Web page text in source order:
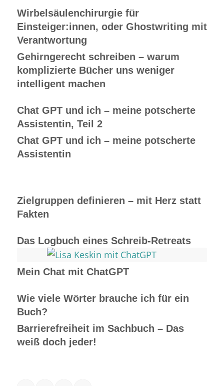
Wirbelsäulenchirurgie für
Einsteiger:innen, oder Ghostwriting mit
Verantwortung
Gehirngerecht schreiben – warum
komplizierte Bücher uns weniger
intelligent machen
Chat GPT und ich – meine potscherte
Assistentin, Teil 2
Chat GPT und ich – meine potscherte
Assistentin
Zielgruppen definieren – mit Herz statt
Fakten
Das Logbuch eines Schreib-Retreats
Mein Chat mit ChatGPT
Wie viele Wörter brauche ich für ein
Buch?
Barrierefreiheit im Sachbuch – Das
weiß doch jeder!